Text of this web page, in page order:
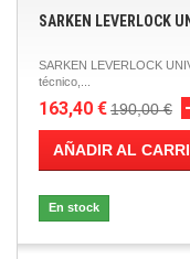
SARKEN LEVERLOCK
SARKEN LEVERLOCK
técnico,...
163,40 €190,00 €
AÑADIR AL
En stock